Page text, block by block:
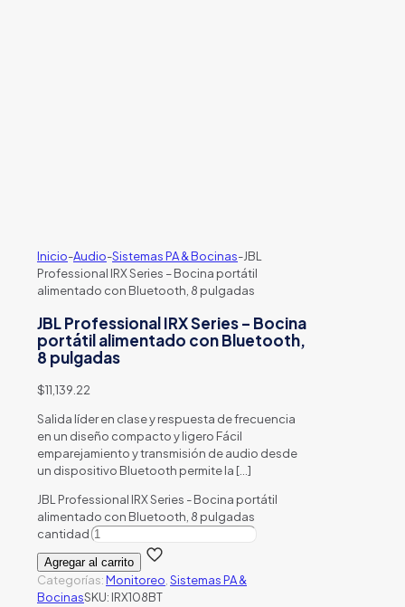
Inicio-Audio-Sistemas PA & Bocinas-JBL
Professional IRX Series – Bocina portátil
alimentado con Bluetooth, 8 pulgadas
JBL Professional IRX Series – Bocina
portátil alimentado con Bluetooth,
8 pulgadas
$11,139.22
Salida líder en clase y respuesta de frecuencia
en un diseño compacto y ligero Fácil
emparejamiento y transmisión de audio desde
un dispositivo Bluetooth permite la […]
JBL Professional IRX Series - Bocina portátil
alimentado con Bluetooth, 8 pulgadas
cantidad
Agregar al carrito
Categorías:Monitoreo,Sistemas PA &
BocinasSKU: IRX108BT